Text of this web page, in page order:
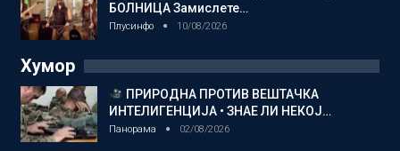
БОЛНИЦА Замислете…
Плусинфо 10/08/2026
Хумор
ПРИРОДНА ПРОТИВ ВЕШТАЧКА
ИНТЕЛИГЕНЦИЈА • ЗНАЕ ЛИ НЕКОЈ…
Панорама 02/08/2026